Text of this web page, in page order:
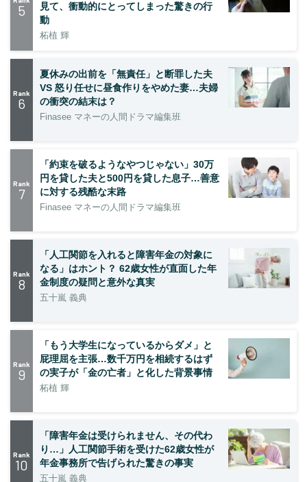
5
見て、衝動的にとってしまった驚きの行
動
柘植 輝
Rank
6
夏休みの出前を「無責任」と断罪した夫
VS 怒り任せに昼食作りをやめた妻…夫婦
の衝突の結末は？
Finasee マネーの人間ドラマ編集班
Rank
7
「約束を破るようなやつじゃない」30万
円を貸した夫と500円を貸した息子…善意
に対する残酷な末路
Finasee マネーの人間ドラマ編集班
Rank
8
「人工関節を入れると障害年金の対象に
なる」はホント？ 62歳女性が直面した年
金制度の疑問と意外な真実
五十嵐 義典
Rank
9
「もう大学生になっているからダメ」と
屁理屈を主張…数千万円を相続するはず
の実子が「金の亡者」と化した背景事情
柘植 輝
Rank
10
「障害年金は受けられません、その代わ
り…」人工関節手術を受けた62歳女性が
年金事務所で告げられた驚きの事実
五十嵐 義典